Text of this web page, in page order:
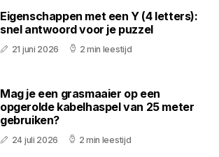
Eigenschappen met een Y (4 letters):
snel antwoord voor je puzzel
21 juni 2026 2 min leestijd
Mag je een grasmaaier op een
opgerolde kabelhaspel van 25 meter
gebruiken?
24 juli 2026 2 min leestijd